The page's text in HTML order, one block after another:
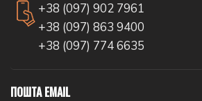
+38 (097) 902 7961
+38 (097) 863 9400
+38 (097) 774 6635
ПОШТА EMAIL